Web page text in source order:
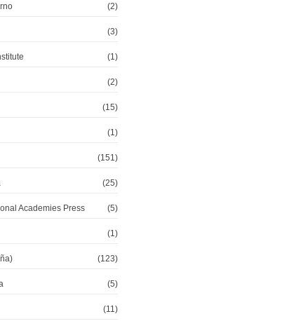
(2)
(3)
(1)
(2)
(15)
(1)
(151)
(25)
Academies Press (5)
(1)
(123)
(5)
(11)